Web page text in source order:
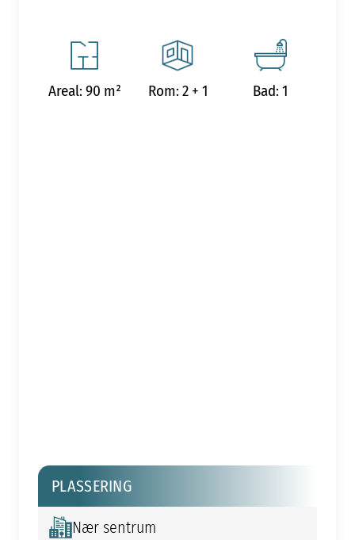
Areal: 90 m² Rom: 2 + 1 Bad: 1
PLASSERING
Nær sentrum